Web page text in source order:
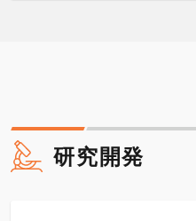
研究開発